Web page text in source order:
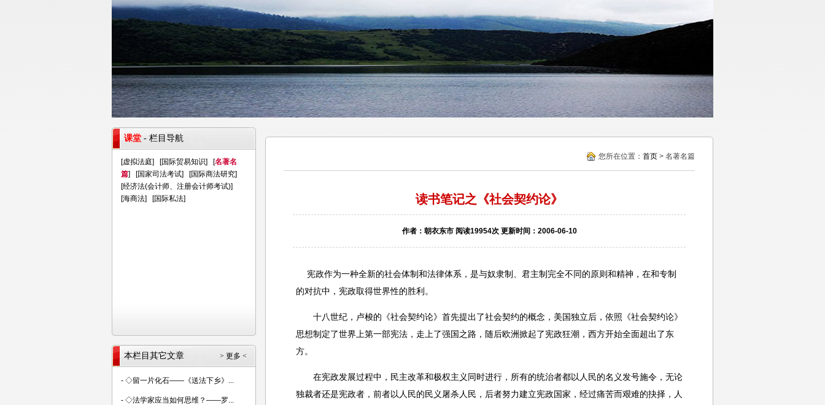
您所在位置： 首页 > 名著名篇
读书笔记之《社会契约论》
作者：朝衣东市 阅读19954次 更新时间：2006-06-10
宪政作为一种全新的社会体制和法律体系，是与奴隶制、君主制完全不同的原则和精神，在和专制
的对抗中，宪政取得世界性的胜利。
十八世纪，卢梭的《社会契约论》首先提出了社会契约的概念，美国独立后，依照《社会契约论》
思想制定了世界上第一部宪法，走上了强国之路，随后欧洲掀起了宪政狂潮，西方开始全面超出了东
方。
在宪政发展过程中，民主改革和极权主义同时进行，所有的统治者都以人民的名义发号施令，无论
独裁者还是宪政者，前者以人民的民义屠杀人民，后者努力建立宪政国家，经过痛苦而艰难的抉择，人
课堂 - 栏目导航
[虚拟法庭] [国际贸易知识] [名著名
篇] [国家司法考试] [国际商法研究]
[经济法(会计师、注册会计师考试)]
[海商法] [国际私法]
> 更多 <
本栏目其它文章
- ◇留一片化石——《送法下乡》...
- ◇法学家应当如何思维？——罗...